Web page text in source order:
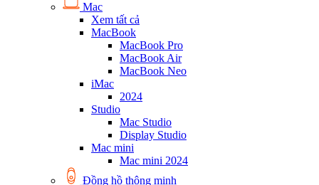
Mac
Xem tất cả
MacBook
MacBook Pro
MacBook Air
MacBook Neo
iMac
2024
Studio
Mac Studio
Display Studio
Mac mini
Mac mini 2024
Đồng hồ thông minh